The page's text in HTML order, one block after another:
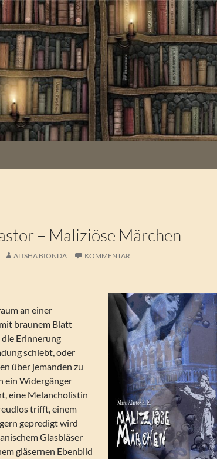
– Maliziöse Märchen
ALISHA BIONDA
KOMMENTAR
an einer
braunem Blatt
Erinnerung
schiebt, oder
über jemanden zu
ein Widergänger
eine Melancholistin
trifft, einem
gepredigt wird
Glasbläser
gläsernen Ebenbild